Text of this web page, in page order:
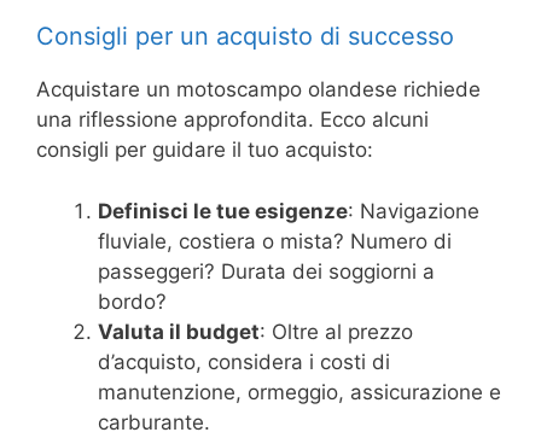
Consigli per un acquisto di successo
Acquistare un motoscampo olandese richiede
una riflessione approfondita. Ecco alcuni
consigli per guidare il tuo acquisto:
Definisci le tue esigenze: Navigazione
fluviale, costiera o mista? Numero di
passeggeri? Durata dei soggiorni a
bordo?
Valuta il budget: Oltre al prezzo
d’acquisto, considera i costi di
manutenzione, ormeggio, assicurazione e
carburante.